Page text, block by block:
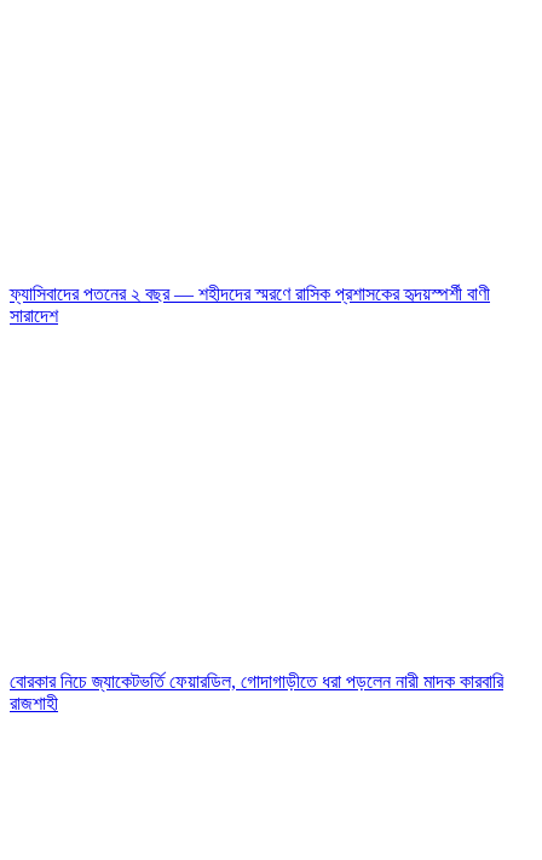
ফ্যাসিবাদের পতনের ২ বছর — শহীদদের স্মরণে রাসিক প্রশাসকের হৃদয়স্পর্শী বাণী
সারাদেশ
বোরকার নিচে জ্যাকেটভর্তি ফেয়ারডিল, গোদাগাড়ীতে ধরা পড়লেন নারী মাদক কারবারি
রাজশাহী